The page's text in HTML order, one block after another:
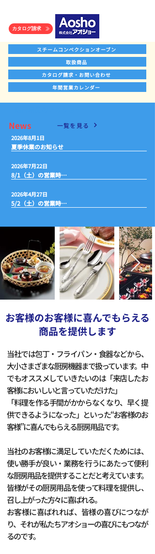
カタログ請求
スチームコンベクションオーブン
取扱商品
カタログ請求・お問い合わせ
年間営業カレンダー
​News 一覧を見る
2026年8月1日
夏季休業のお知らせ
2026年7月22日
8/1（土）の営業時間は15:00までです。
2026年4月27日
5/2（土）の営業時間は15:00までです。
お客様のお客様に喜んでもらえる
商品を提供します
当社では包丁・フライパン・食器などから、
大小さまざまな厨房機器まで扱っています。中
でもオススメしていきたいのは「来店したお
客様においしいと言っていただけた」
「料理を作る手間がかからなくなり、早く提
供できるようになった」といった“お客様のお
客様”に喜んでもらえる厨房用品です。
当社のお客様に満足していただくためには、
使い勝手が良い・業務を行うにあたって便利
な厨房用品を提供することだと考えています。
皆様がその厨房用品を使って料理を提供し、
召し上がった方々に喜ばれる。
お客様に喜ばれれば、皆様の喜びにつなが
り、それが私たちアオショーの喜びにもつなが
るのです。